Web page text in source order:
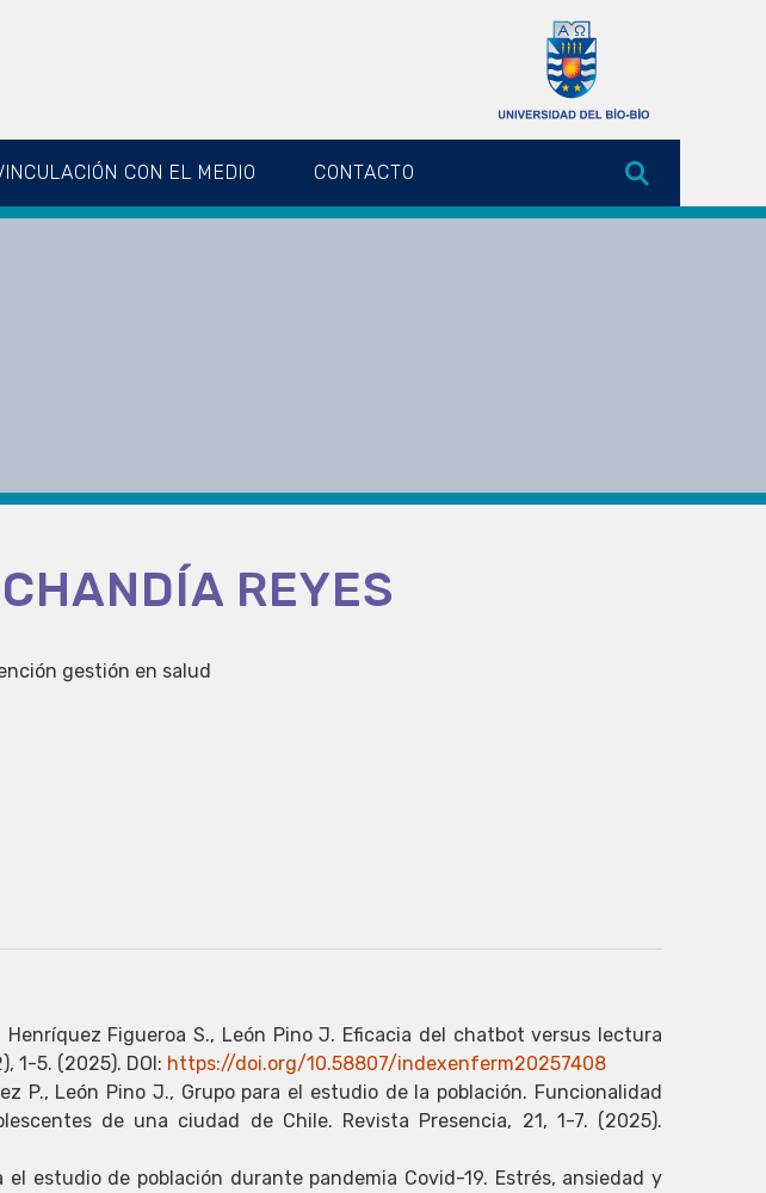
CON EL MEDIO CONTACTO
REYES
gestión en salud
Henríquez Figueroa S., León Pino J. Eficacia del chatbot versus lectura
1-5. (2025). DOI: https://doi.org/10.58807/indexenferm20257408
P., León Pino J., Grupo para el estudio de la población. Funcionalidad
de una ciudad de Chile. Revista Presencia, 21, 1-7. (2025).
el estudio de población durante pandemia Covid-19. Estrés, ansiedad y